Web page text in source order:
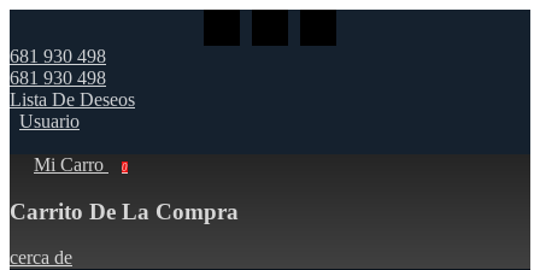
681 930 498
681 930 498
Lista De Deseos
Usuario
Mi Carro 0
Carrito De La Compra
cerca de